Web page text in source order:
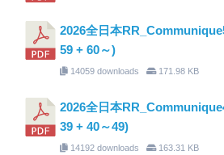
2026全日本
59 + 60～)
14059 downloads 171.98 KB
2026全日本
39 + 40～49)
14192 downloads 163.31 KB